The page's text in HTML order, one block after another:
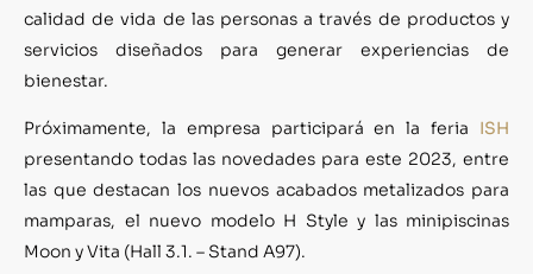
calidad de vida de las personas a través de productos y
servicios diseñados para generar experiencias de
bienestar.
Próximamente, la empresa participará en la feria ISH
presentando todas las novedades para este 2023, entre
las que destacan los nuevos acabados metalizados para
mamparas, el nuevo modelo H Style y las minipiscinas
Moon y Vita (Hall 3.1. – Stand A97).